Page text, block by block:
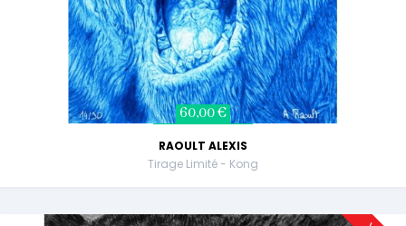
60,00 €
RAOULT ALEXIS
Tirage Limité - Kong